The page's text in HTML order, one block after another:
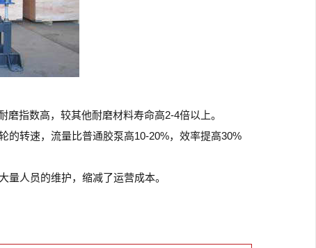
指数高，较其他耐磨材料寿命高2-4倍以上。
的转速，流量比普通胶泵高10-20%，效率提高30%
人员的维护，缩减了运营成本。